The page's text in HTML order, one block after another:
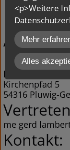
Angaben
Dienste-
lambertz AG |
Kirchenpfad 5
54316 Pluwig-
me gerd
Kontakt:
<p>Weitere
inCMS
Mehr
Alles